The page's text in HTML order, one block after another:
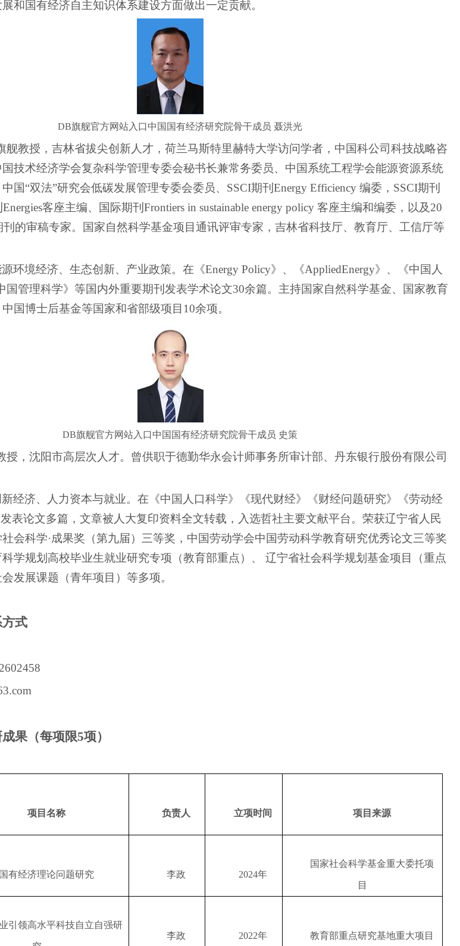
和国有经济自主知识体系建设方面做出一定贡献。
DB旗舰官方网站入口中国国有经济研究院骨干成员 聂洪光
舰教授，吉林省拔尖创新人才，荷兰马斯特里赫特大学访问学者，中国科公司科技战略咨
技术经济学会复杂科学管理专委会秘书长兼常务委员、中国系统工程学会能源资源系统
国“双法”研究会低碳发展管理专委会委员、 SSCI期刊 Energy Efficiency 编委， SSCI期刊
Energies客座主编、国际期刊 Frontiers in sustainable energy policy 客座主编和编委，以及20
刊的审稿专家。国家自然科学基金项目通讯评审专家，吉林省科技厅、教育厅、工信厅等
环境经济、生态创新、产业政策。在《Energy Policy》、《AppliedEnergy》、《中国人
国管理科学》等国内外重要期刊发表学术论文30余篇。主持国家自然科学基金、国家教育
国博士后基金等国家和省部级项目 10余项。
DB旗舰官方网站入口中国国有经济研究院骨干成员 史策
授，沈阳市高层次人才。曾供职于德勤华永会计师事务所审计部、丹东银行股份有限公司
经济、人力资本与就业。在《中国人口科学》《现代财经》《财经问题研究》《劳动经
表论文多篇，文章被人大复印资料全文转载，入选哲社主要文献平台。荣获辽宁省人民
会科学·成果奖（第九届）三等奖，中国劳动学会中国劳动科学教育研究优秀论文三等奖
学规划高校毕业生就业研究专项（教育部重点）、
辽宁省社会科学规划基金项目（重点
发展课题（青年项目）等多项。
方式
果（每项限5项）
项目名称 负责人 立项时间 项目来源
国有经济理论问题研究 李政 2024年
国家社会科学基金重大委托项
目
引领高水平科技自立自强研
李政 2022年 教育部重点研究基地重大项目